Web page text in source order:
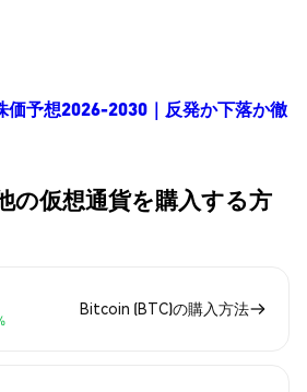
予想2026-2030｜反発か下落か徹
の仮想通貨を購入する方
Bitcoin (BTC)の購入方法